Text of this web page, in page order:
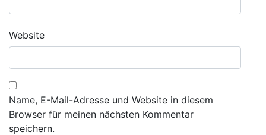
Website
Name, E-Mail-Adresse und Website in diesem
Browser für meinen nächsten Kommentar
speichern.